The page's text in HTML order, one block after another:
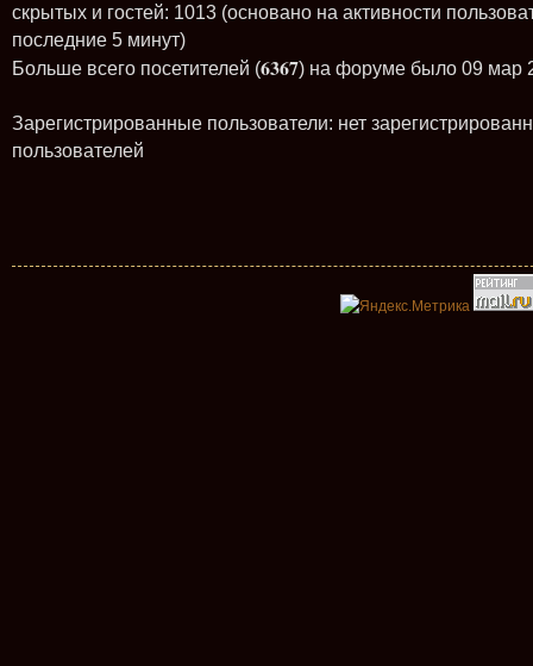
скрытых и гостей: 1013 (основано на активности
последние 5 минут)
Больше всего посетителей (6367) на форуме было 09 мар
Зарегистрированные пользователи: нет
пользователей